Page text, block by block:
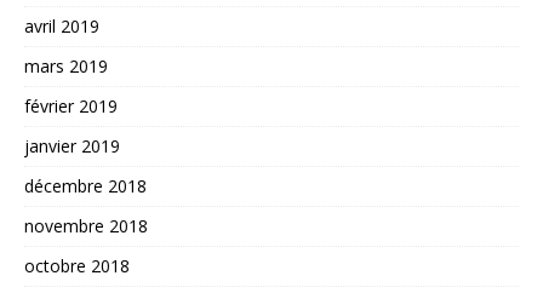
avril 2019
mars 2019
février 2019
janvier 2019
décembre 2018
novembre 2018
octobre 2018